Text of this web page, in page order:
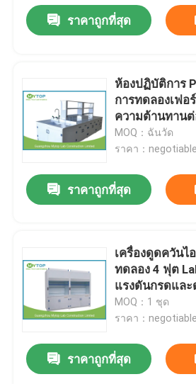
ราคาถูกที่สุด
ห้องปฏิบัติการ
การทดลองเฟอ
ความต้านทาน
MOQ：ฉันวัด
ราคา：negotiable
ราคาถูกที่สุด
เครื่องดูดควันไ
ทดลอง 4 ฟุต
แรงดันกรดและ
MOQ：1 ชุด
ราคา：negotiable
ราคาถูกที่สุด